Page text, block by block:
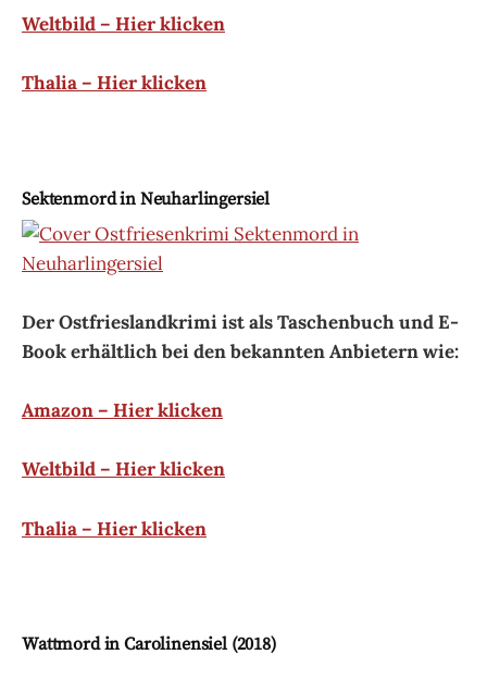
Weltbild – Hier klicken
Thalia – Hier klicken
Sektenmord in Neuharlingersiel
Der Ostfrieslandkrimi ist als Taschenbuch und E-
Book erhältlich bei den bekannten Anbietern wie:
Amazon – Hier klicken
Weltbild – Hier klicken
Thalia – Hier klicken
Wattmord in Carolinensiel (2018)